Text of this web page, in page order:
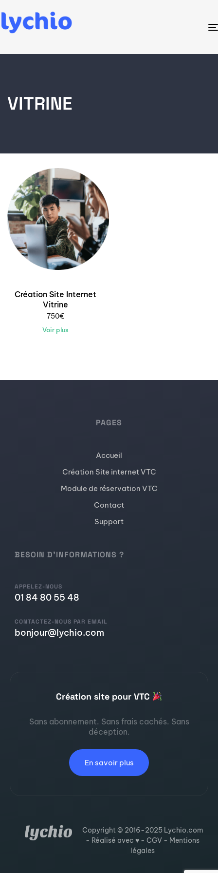
VITRINE
Création Site Internet
Vitrine
750€
Voir plus
PAGES
Accueil
Création Site internet VTC
Module de réservation VTC
Contact
Support
BESOIN D'INFORMATIONS ?
APPELEZ-NOUS
01 84 80 55 48
CONTACTEZ-NOUS PAR EMAIL
bonjour@lychio.com
Création site pour VTC
Sans abonnement. Sans frais cachés. Sans
déception.
En savoir plus
Copyright © 2016-2025 Lychio.com
- Réalisé avec ♥ -CGV - Mentions
légales